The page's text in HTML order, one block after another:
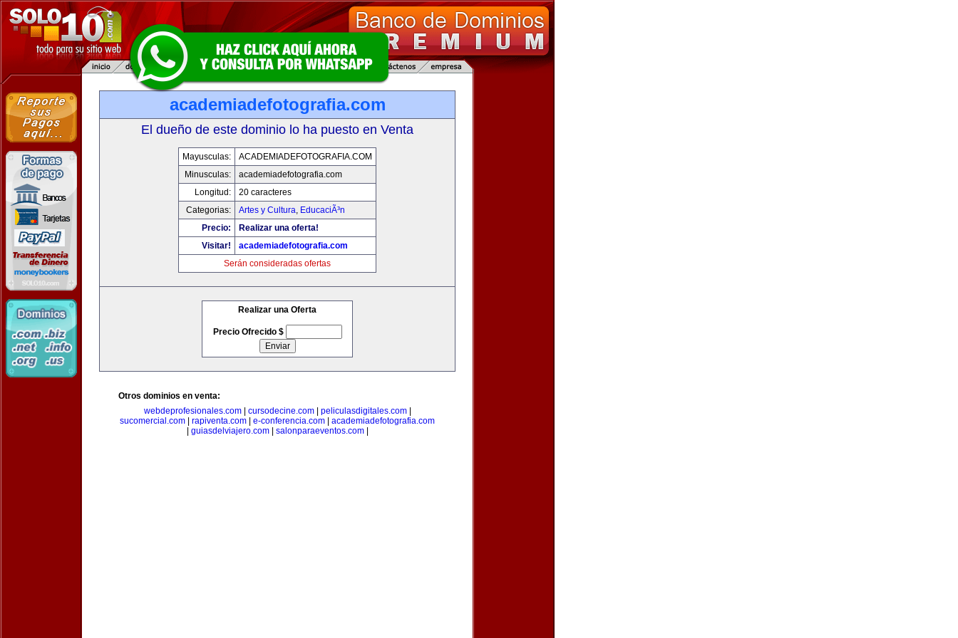
academiadefotografia.com
El dueño de este dominio lo ha puesto en Venta
Mayusculas:
ACADEMIADEFOTOGRAFIA.COM
Minusculas:
academiadefotografia.com
Longitud:
20 caracteres
Categorias:
Artes y Cultura, EducaciÃ³n
Precio:
Realizar una oferta!
Visitar!
academiadefotografia.com
Serán consideradas ofertas
Realizar una Oferta
Precio Ofrecido $
Otros dominios en venta:
webdeprofesionales.com| cursodecine.com| peliculasdigitales.com|
sucomercial.com
rapiventa.com e-conferencia.com
academiadefotografia.com
guiasdelviajero.com| salonparaeventos.com|